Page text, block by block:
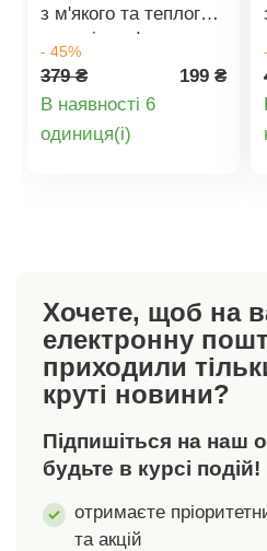
з м'якого та теплого
матеріалу. Ідеально
підходить для
- 45%
379 ₴
199 ₴
В наявності 6
oдиниця(і)
Хочете, щоб на
електронну
приходили
круті новини?
Підпишіться на наш
будьте в курсі подій!
отримаєте
та акцій